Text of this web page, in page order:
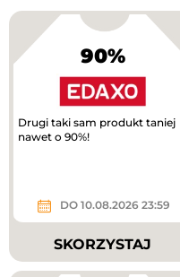
90%
Drugi taki sam produkt taniej
nawet o 90%!
DO 10.08.2026 23:59
SKORZYSTAJ